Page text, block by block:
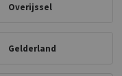
Overijssel
Gelderland